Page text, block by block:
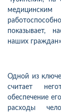
показывает,
наших
Одной из
считает
обеспечение
расходы